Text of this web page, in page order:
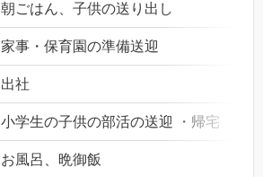
朝ごはん、子供の送り出し
家事・保育園の準備送迎
出社
小学生の子供の部活の送迎 ・帰宅
お風呂、晩御飯